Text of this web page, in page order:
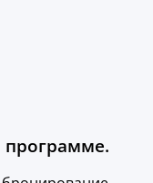
программе.